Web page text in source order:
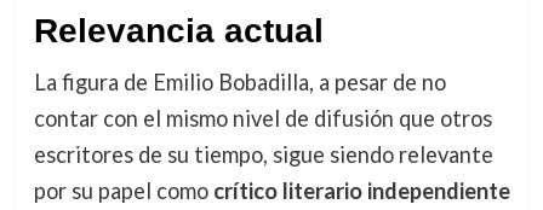
Relevancia actual
La figura de Emilio Bobadilla, a pesar de no
contar con el mismo nivel de difusión que otros
escritores de su tiempo, sigue siendo relevante
por su papel como crítico literario independiente